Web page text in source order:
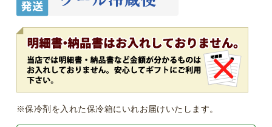
※保冷剤を入れた保冷箱にいれお届けいたします。